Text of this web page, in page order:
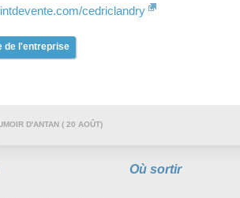
cedriclandry
de l'entreprise
D'ANTAN ( 20 AOÛT)
Où sortir